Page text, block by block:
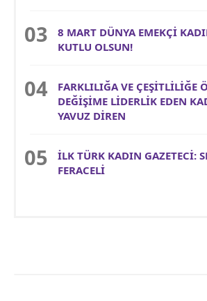
8 MART DÜNYA EMEKÇİ
KUTLU OLSUN!
FARKLILIĞA VE ÇEŞİTLİLİĞE
DEĞİŞİME LİDERLİK EDEN
YAVUZ DİREN
İLK TÜRK KADIN GAZETECİ:
FERACELİ